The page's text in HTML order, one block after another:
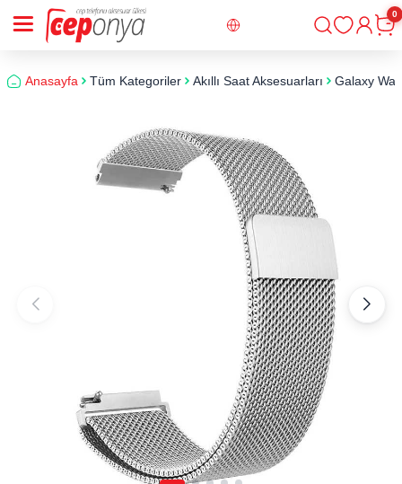
Giriş
0
Anasayfa Tüm Kategoriler Akıllı Saat Aksesuarları Galaxy